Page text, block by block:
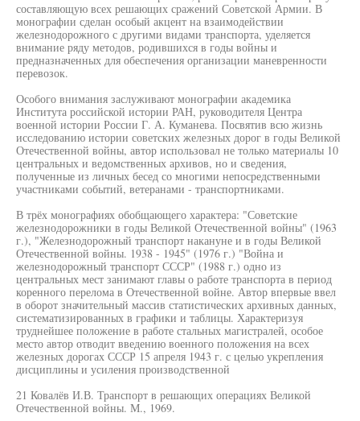
составляющую всех решающих сражений Советской Армии. В
монографии сделан особый акцент на взаимодействии
железнодорожного с другими видами транспорта, уделяется
внимание ряду методов, родившихся в годы войны и
предназначенных для обеспечения организации маневренности
перевозок.
Особого внимания заслуживают монографии академика
Института российской истории РАН, руководителя Центра
военной истории России Г. А. Куманева. Посвятив всю жизнь
исследованию истории советских железных дорог в годы Великой
Отечественной войны, автор использовал не только материалы 10
центральных и ведомственных архивов, но и сведения,
полученные из личных бесед со многими непосредственными
участниками событий, ветеранами - транспортниками.
В трёх монографиях обобщающего характера: "Советские
железнодорожники в годы Великой Отечественной войны" (1963
г.), "Железнодорожный транспорт накануне и в годы Великой
Отечественной войны. 1938 - 1945" (1976 г.) "Война и
железнодорожный транспорт СССР" (1988 г.) одно из
центральных мест занимают главы о работе транспорта в период
коренного перелома в Отечественной войне. Автор впервые ввел
в оборот значительный массив статистических архивных данных,
систематизированных в графики и таблицы. Характеризуя
труднейшее положение в работе стальных магистралей, особое
место автор отводит введению военного положения на всех
железных дорогах СССР 15 апреля 1943 г. с целью укрепления
дисциплины и усиления производственной
21 Ковалёв И.В. Транспорт в решающих операциях Великой
Отечественной войны. М., 1969.